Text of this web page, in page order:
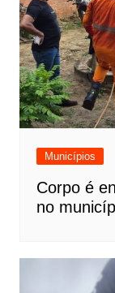
Municípios
Corpo é
no